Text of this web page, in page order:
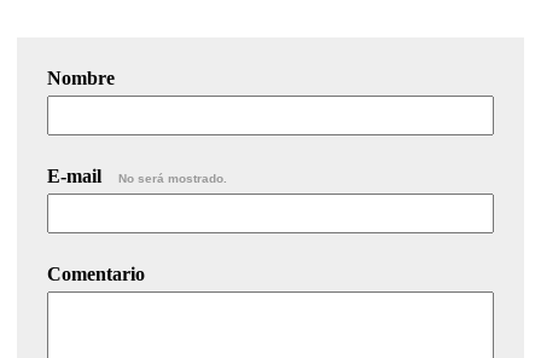
Nombre
E-mail No será mostrado.
Comentario